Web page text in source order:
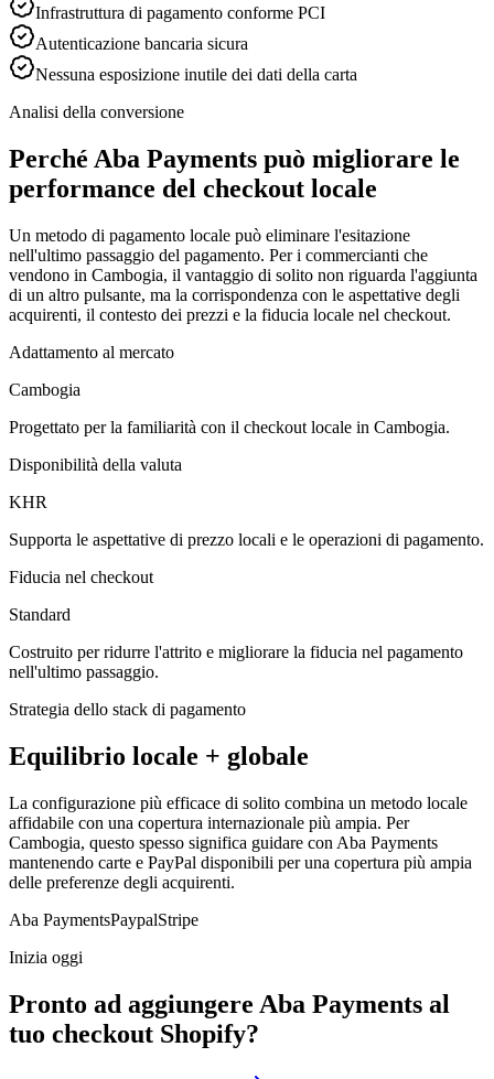
Infrastruttura di pagamento conforme PCI
Autenticazione bancaria sicura
Nessuna esposizione inutile dei dati della carta
Analisi della conversione
Perché Aba Payments può migliorare le
performance del checkout locale
Un metodo di pagamento locale può eliminare l'esitazione
nell'ultimo passaggio del pagamento. Per i commercianti che
vendono in Cambogia, il vantaggio di solito non riguarda l'aggiunta
di un altro pulsante, ma la corrispondenza con le aspettative degli
acquirenti, il contesto dei prezzi e la fiducia locale nel checkout.
Adattamento al mercato
Cambogia
Progettato per la familiarità con il checkout locale in Cambogia.
Disponibilità della valuta
KHR
Supporta le aspettative di prezzo locali e le operazioni di pagamento.
Fiducia nel checkout
Standard
Costruito per ridurre l'attrito e migliorare la fiducia nel pagamento
nell'ultimo passaggio.
Strategia dello stack di pagamento
Equilibrio locale + globale
La configurazione più efficace di solito combina un metodo locale
affidabile con una copertura internazionale più ampia. Per
Cambogia, questo spesso significa guidare con Aba Payments
mantenendo carte e PayPal disponibili per una copertura più ampia
delle preferenze degli acquirenti.
Aba PaymentsPaypalStripe
Inizia oggi
Pronto ad aggiungere Aba Payments al
tuo checkout Shopify?